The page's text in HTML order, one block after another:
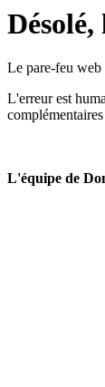
Désolé,
Le pare-feu web
L'erreur est
L'équipe de